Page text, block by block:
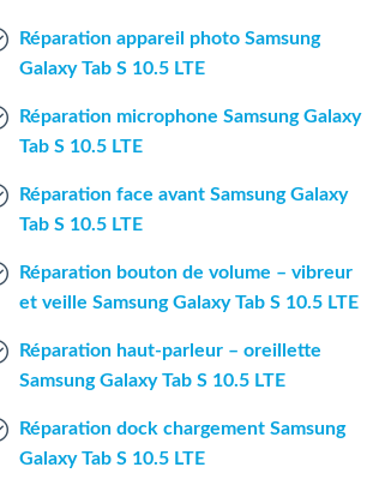
Réparation appareil photo Samsung
Galaxy Tab S 10.5 LTE
Réparation microphone Samsung Galaxy
Tab S 10.5 LTE
Réparation face avant Samsung Galaxy
Tab S 10.5 LTE
Réparation bouton de volume – vibreur
et veille Samsung Galaxy Tab S 10.5 LTE
Réparation haut-parleur – oreillette
Samsung Galaxy Tab S 10.5 LTE
Réparation dock chargement Samsung
Galaxy Tab S 10.5 LTE